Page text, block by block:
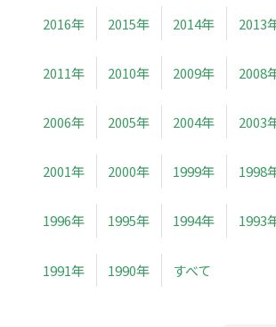
2016年 2015年 2014年 2013
2011年 2010年 2009年 2008
2006年 2005年 2004年 2003
2001年 2000年 1999年 1998
1996年 1995年 1994年 1993
1991年 1990年 すべて